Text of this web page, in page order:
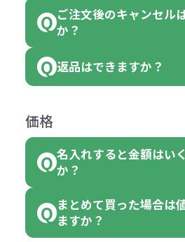
ります。
【例】注文可能数が
は、100個以上でし
可能です。
ん。
但し、ロゴなど名
品の詳細に「色・柄
ベルや商品画像に「
れ等分で100個ずつ
（割り切れない場合
色指定できる商品に
「選べる本体色」の
す。
い。
例えば…
クエアトート」を
ご注文後のキャンセル
か？
お客様都合でのキャ
がございます。
ご注文の際は、十
返品はできますか？
めご了承ください。
ただし下記の場合は
●初期不良または不
障）の場合
価格
名入れすると金額はい
か？
名入れありの場合
は下記の通りです。
まとめて買った場合は
ますか？